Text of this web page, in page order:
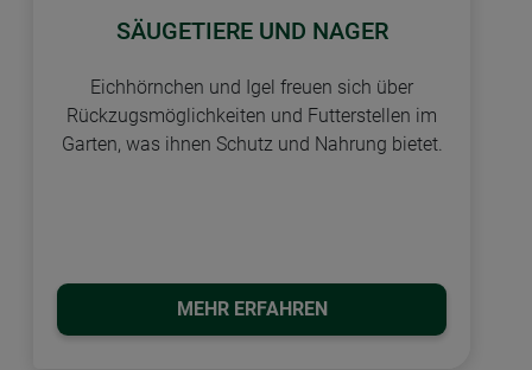
SÄUGETIERE UND NAGER
Eichhörnchen und Igel freuen sich über
Rückzugsmöglichkeiten und Futterstellen im
Garten, was ihnen Schutz und Nahrung bietet.
MEHR ERFAHREN